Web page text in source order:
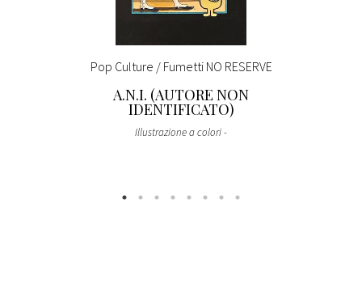
Pop Culture / Fumetti NO RESERVE
A.N.I. (AUTORE NON
IDENTIFICATO)
Illustrazione a colori -